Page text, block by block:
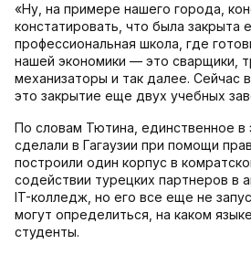
«Ну, на примере нашего города,
констатировать, что была закрыта
профессиональная школа, где
нашей экономики — это сварщики,
механизаторы и так далее. Сейчас
это закрытие еще двух учебных
По словам Тютина, единственное в
сделали в Гагаузии при помощи
построили один корпус в
содействии турецких партнеров в
IT-колледж, но его все еще не
могут определиться, на каком
студенты.